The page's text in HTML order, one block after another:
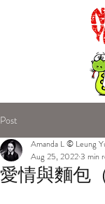
Post
愛情與麵包
Amanda L © Leung
Aug 25, 20223 min